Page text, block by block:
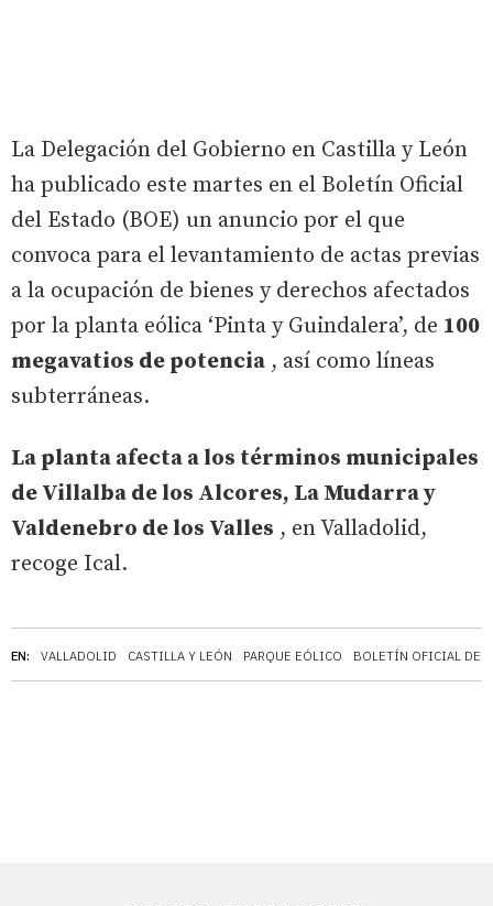
EN: VALLADOLID CASTILLA Y LEÓN PARQUE EÓLICO BOLETÍN OFICIAL DEL
La Delegación del Gobierno en Castilla y León
ha publicado este martes en el Boletín Oficial
del Estado (BOE) un anuncio por el que
convoca para el levantamiento de actas previas
a la ocupación de bienes y derechos afectados
por la planta eólica ‘Pinta y Guindalera’, de 100
megavatios de potencia , así como líneas
subterráneas.
La planta afecta a los términos municipales
de Villalba de los Alcores, La Mudarra y
Valdenebro de los Valles , en Valladolid,
recoge Ical.